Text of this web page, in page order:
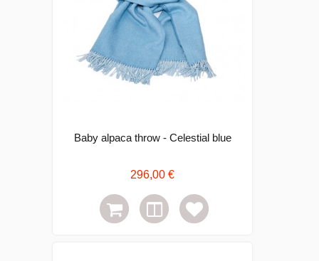
Baby alpaca throw - Celestial blue
296,00 €